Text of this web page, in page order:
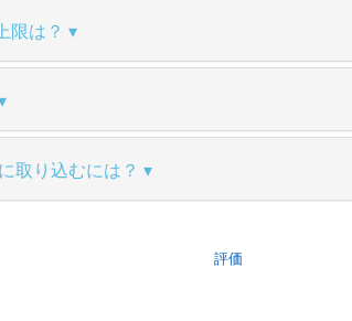
限は？
取り込むには？
評価